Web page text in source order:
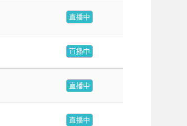
直播中
直播中
直播中
直播中